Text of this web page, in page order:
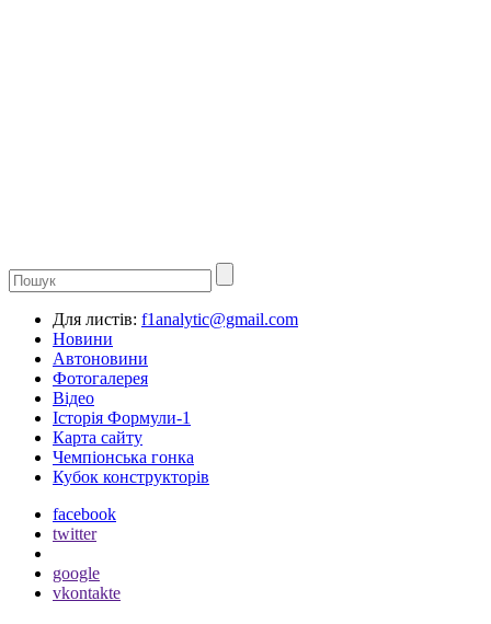
Для листів: f1analytic@gmail.com
Новини
Автоновини
Фотогалерея
Відео
Історія Формули-1
Карта сайту
Чемпіонська гонка
Кубок конструкторів
facebook
twitter
google
vkontakte